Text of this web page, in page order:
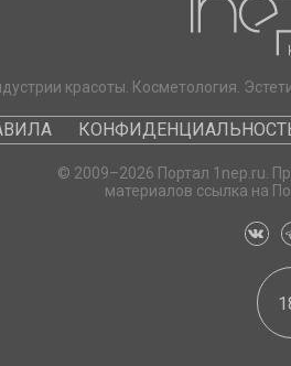
красоты. Косметология.
© 2009–2026 Портал 1nep.ru.
материалов ссылка на